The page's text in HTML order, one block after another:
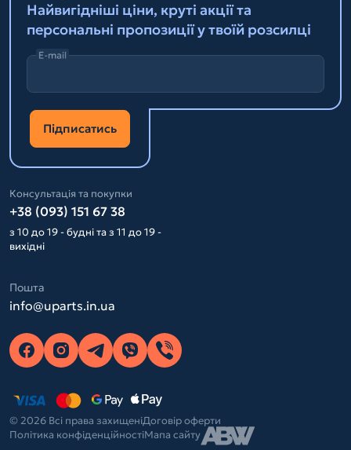
Найвигідніші ціни, круті акції та
персональні пропозиції у твоїй розсилці
E-mail
Підписатись
Консультація та покупки
+38 (093) 151 67 38
з 10 до 19 - будні та з 11 до 19 -
вихідні
Пошта
info@uparts.in.ua
© 2026 Всі права захищеніДоговір оферти
Політика конфіденційностіМапа сайту